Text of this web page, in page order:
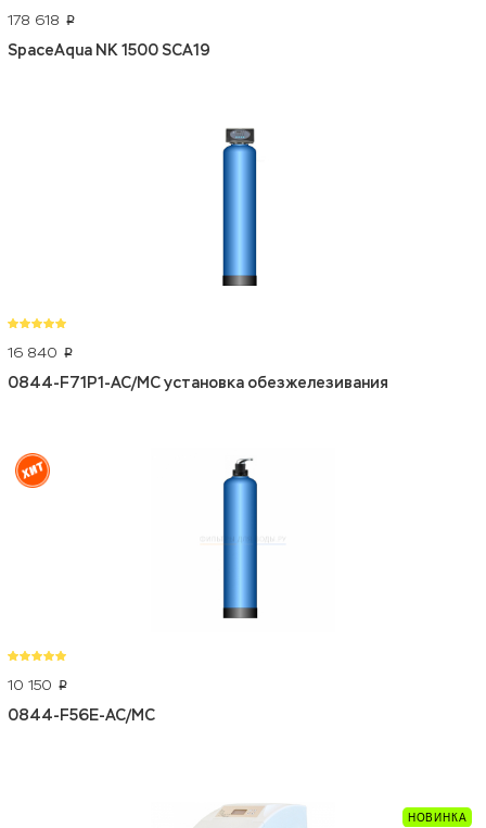
178 618 p
SpaceAqua NK 1500 SCA19
16 840 p
0844-F71P1-AC/MC установка обезжелезивания
10 150 p
0844-F56E-AC/MC